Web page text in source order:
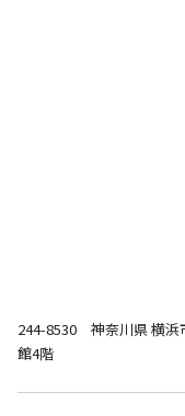
244-8530 神奈川県 横浜
館4階